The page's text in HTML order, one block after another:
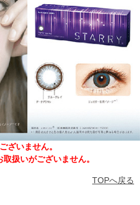
ざいません。
扱いがございません。
TOPへ戻る